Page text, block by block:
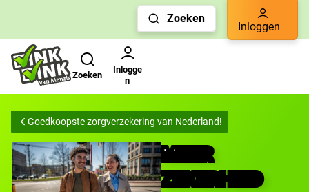
snelle
navigatie
Zoeken
Inloggen
Zoeken
Inlogge
n
Goedkoopste zorgverzekering van Nederland!
MEER
ZEKERHEID